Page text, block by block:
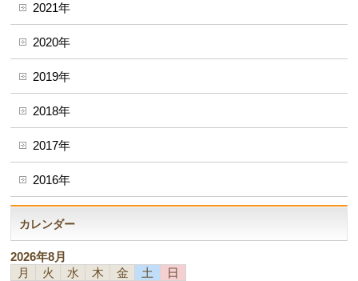
2021年
2020年
2019年
2018年
2017年
2016年
カレンダー
2026年8月
月
火 水 木 金 土 日